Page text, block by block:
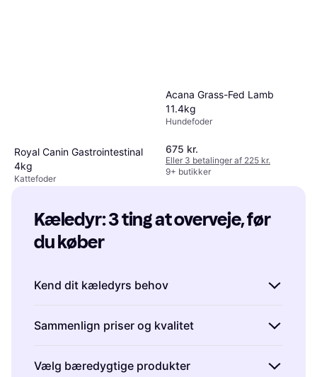
Royal Canin Gastrointestinal
4kg
Kattefoder
9+ butikker
Acana Grass-Fed Lamb
11.4kg
Hundefoder
675 kr.
Eller 3 betalinger af 225 kr.
9+ butikker
Kæledyr: 3 ting at overveje, før
du køber
Kend dit kæledyrs behov
brug for, før du køber produkter.
eksempelvis brug for legetøj, der kan
stimulere deres sind og holde dem aktive,
Sammenlign priser og kvalitet
klogt at sammenligne både priser og kvalitet.
Vælg bæredygtige produkter